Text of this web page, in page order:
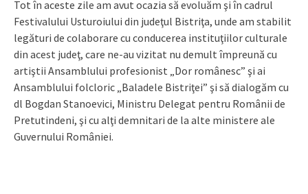
Tot în aceste zile am avut ocazia să evoluăm şi în cadrul
Festivalului Usturoiului din judeţul Bistriţa, unde am stabilit
legături de colaborare cu conducerea instituţiilor culturale
din acest judeţ, care ne-au vizitat nu demult împreună cu
artiştii Ansamblului profesionist „Dor românesc” şi ai
Ansamblului folcloric „Baladele Bistriţei” şi să dialogăm cu
dl Bogdan Stanoevici, Ministru Delegat pentru Românii de
Pretutindeni, şi cu alţi demnitari de la alte ministere ale
Guvernului României.